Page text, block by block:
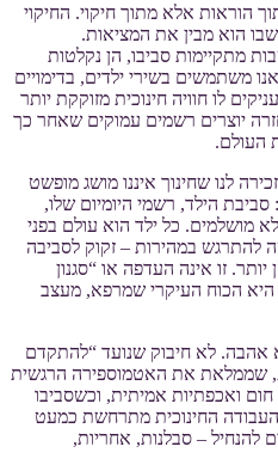
הוראות אלא מתוך חיקוי. החיקוי
הוא מבין את המציאות.
מתקיימות סביבו, הן נקלטות
משתמשים בשירי ילדים, בדימויים
לו חוויה חינוכית מזוקקת יותר
יוצרים רשמים עמוקים שאחר כך
העולם.
לנו שחינוך איננו מושג מופשט
הילד, רשמי היומיום שלו,
מושלמים. כל ילד הוא עולם בפני
להתרגש במהירות – זקוק לסביבה
זו אינה העדפה או “סגנון
הכוח העיקרי שמרפא, מעצב
אהבה. לא חיבוק שנועד “להתקדם
את האטמוספירה הרגשית
ואכפתיות אמיתית, וכשסביבו
העבודה החינוכית מתרחשת כמעט
להנחיל – סבלנות, אחריות,